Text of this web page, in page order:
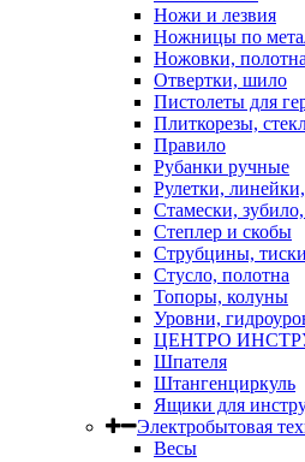
Ножи и лезвия
Ножницы по
Ножовки, полотна
Отвертки, шило
Пистолеты для
Плиткорезы,
Правило
Рубанки ручные
Рулетки,
Стамески,
Степлер и скобы
Струбцины, тиски
Стусло, полотна
Топоры, колуны
Уровни,
ЦЕНТРО
Шпателя
Штангенциркуль
Ящики для
Электробытовая
Весы